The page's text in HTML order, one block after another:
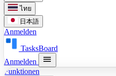
ไทย
日本語
Anmelden
TasksBoard
Anmelden
menu
Funktionen